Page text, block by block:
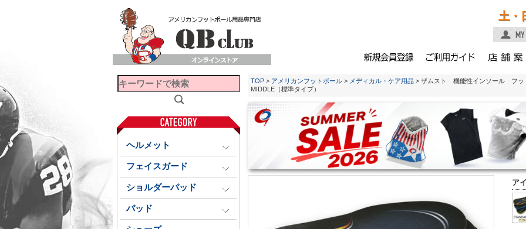
土・
ヘルメット
フェイスガード
ショルダーパッド
パッド
TOP > アメリカンフットボール > メディカル・ケア用品 > ザムスト 機能性インソール フ
MIDDLE（標準タイプ）
ア